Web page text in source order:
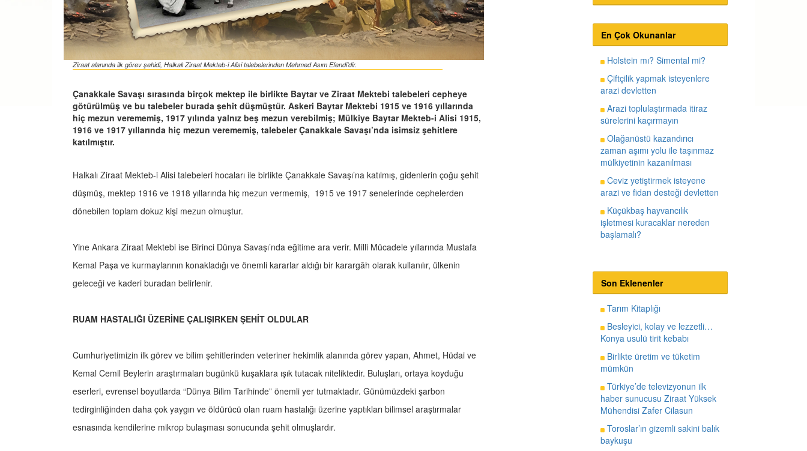
Ziraat alanında ilk görev şehidi, Halkalı Ziraat Mekteb-i Alisi talebelerinden Mehmed Asım Efendi’dir.
Çanakkale Savaşı sırasında birçok mektep ile birlikte Baytar ve Ziraat Mektebi talebeleri cepheye
götürülmüş ve bu talebeler burada şehit düşmüştür. Askeri Baytar Mektebi 1915 ve 1916 yıllarında
hiç mezun verememiş, 1917 yılında yalnız beş mezun verebilmiş; Mülkiye Baytar Mekteb-i Alisi 1915,
1916 ve 1917 yıllarında hiç mezun verememiş, talebeler Çanakkale Savaşı’nda isimsiz şehitlere
katılmıştır.
Halkalı Ziraat Mekteb-i Alisi talebeleri hocaları ile birlikte Çanakkale Savaşı’na katılmış, gidenlerin çoğu şehit
düşmüş, mektep 1916 ve 1918 yıllarında hiç mezun vermemiş, 1915 ve 1917 senelerinde cephelerden
dönebilen toplam dokuz kişi mezun olmuştur.
Yine Ankara Ziraat Mektebi ise Birinci Dünya Savaşı’nda eğitime ara verir. Milli Mücadele yıllarında Mustafa
Kemal Paşa ve kurmaylarının konakladığı ve önemli kararlar aldığı bir karargâh olarak kullanılır, ülkenin
geleceği ve kaderi buradan belirlenir.
RUAM HASTALIĞI ÜZERİNE ÇALIŞIRKEN ŞEHİT OLDULAR
Cumhuriyetimizin ilk görev ve bilim şehitlerinden veteriner hekimlik alanında görev yapan, Ahmet, Hüdai ve
Kemal Cemil Beylerin araştırmaları bugünkü kuşaklara ışık tutacak niteliktedir. Buluşları, ortaya koyduğu
eserleri, evrensel boyutlarda “Dünya Bilim Tarihinde” önemli yer tutmaktadır. Günümüzdeki şarbon
tedirginliğinden daha çok yaygın ve öldürücü olan ruam hastalığı üzerine yaptıkları bilimsel araştırmalar
esnasında kendilerine mikrop bulaşması sonucunda şehit olmuşlardır.
En Çok Okunanlar
Holstein mı? Simental mi?
Çiftçilik yapmak isteyenlere
arazi devletten
Arazi toplulaştırmada itiraz
sürelerini kaçırmayın
Olağanüstü kazandırıcı
zaman aşımı yolu ile taşınmaz
mülkiyetinin kazanılması
Ceviz yetiştirmek isteyene
arazi ve fidan desteği devletten
Küçükbaş hayvancılık
işletmesi kuracaklar nereden
başlamalı?
Son Eklenenler
Tarım Kitaplığı
Besleyici, kolay ve lezzetli…
Konya usulü tirit kebabı
Birlikte üretim ve tüketim
mümkün
Türkiye’de televizyonun ilk
haber sunucusu Ziraat Yüksek
Mühendisi Zafer Cilasun
Toroslar’ın gizemli sakini balık
baykuşu